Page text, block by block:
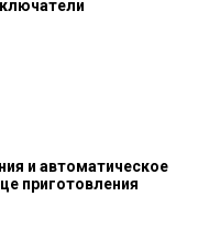
и автоматическое
приготовления